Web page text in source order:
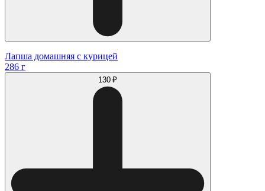
Лапша домашняя с курицей
286 г
130 ₽